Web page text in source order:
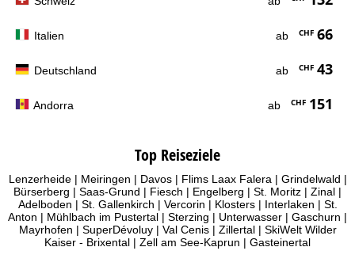
Italien ab CHF66
Deutschland ab CHF43
Andorra ab CHF151
Top Reiseziele
Lenzerheide| Meiringen | Davos| Flims Laax Falera | Grindelwald |
Bürserberg | Saas-Grund | Fiesch | Engelberg | St. Moritz | Zinal |
Adelboden | St. Gallenkirch | Vercorin | Klosters| Interlaken | St.
Anton | Mühlbach im Pustertal | Sterzing | Unterwasser | Gaschurn |
Mayrhofen | SuperDévoluy| Val Cenis| Zillertal| SkiWelt Wilder
Kaiser - Brixental | Zell am See-Kaprun | Gasteinertal